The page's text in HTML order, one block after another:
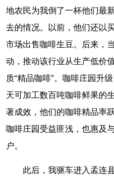
地农民为我倒了一杯他们最
去的情况。以前，他们还以
市场出售咖啡生豆。后来，
动，推动该行业从生产低价
质“精品咖啡”。咖啡庄园升
天可加工数百吨咖啡鲜果的
著成效，他们的咖啡精品率
咖啡庄园受益匪浅，也惠及
户。
此后，我驱车进入孟连